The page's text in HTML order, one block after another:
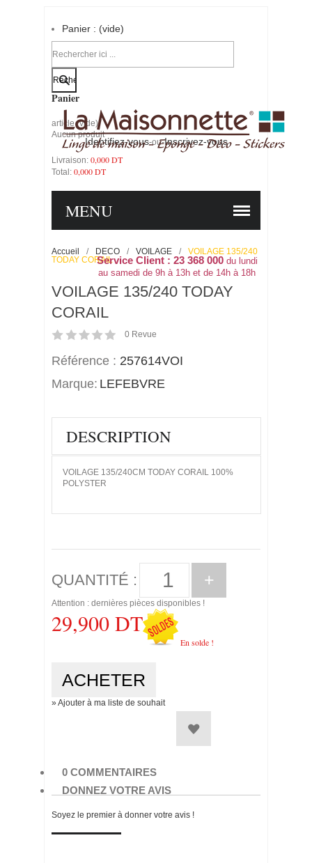
Identifiez-vous-ou-Inscrivez-vous
Panier : (vide)
Votre compte
Panier
article (vide)
Aucun produit
Livraison: 0,000 DT
Total: 0,000 DT
Service Client : 23 368 000du lundi
au samedi de 9h à 13h et de 14h à 18h
MENU
Accueil / DECO / VOILAGE /
VOILAGE 135/240
TODAY CORAIL
VOILAGE 135/240 TODAY
CORAIL
0 Revue
Référence : 257614VOI
Marque: LEFEBVRE
DESCRIPTION
VOILAGE 135/240CM TODAY CORAIL 100%
POLYSTER
QUANTITÉ : +
Attention : dernières pièces disponibles !
29,900 DT
En solde !
» Ajouter à ma liste de souhait
0 COMMENTAIRES
DONNEZ VOTRE AVIS
Soyez le premier à donner votre avis !